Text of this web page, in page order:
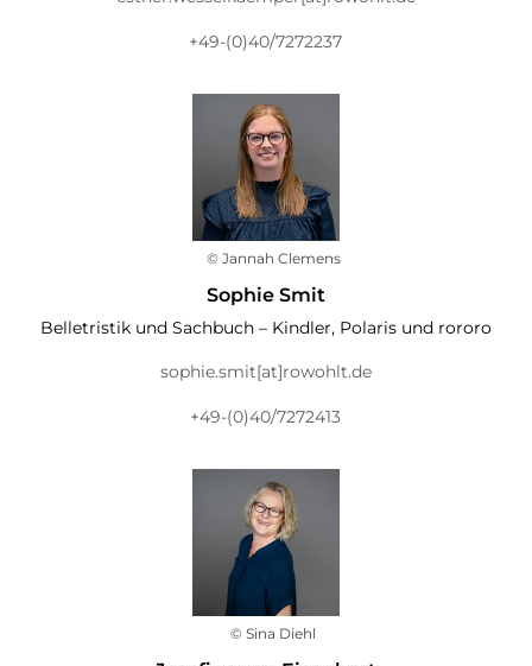
+49-(0)40/7272237
© Jannah Clemens
Sophie Smit
Belletristik und Sachbuch – Kindler, Polaris und rororo
sophie.smit[at]rowohlt.de
+49-(0)40/7272413
© Sina Diehl